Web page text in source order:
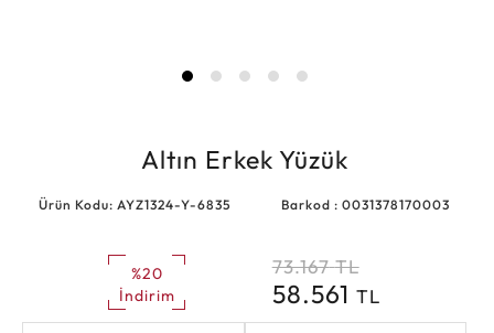
Altın Erkek Yüzük
Ürün Kodu: AYZ1324-Y-6835 Barkod : 0031378170003
%20
İndirim
73.167 TL
58.561 TL